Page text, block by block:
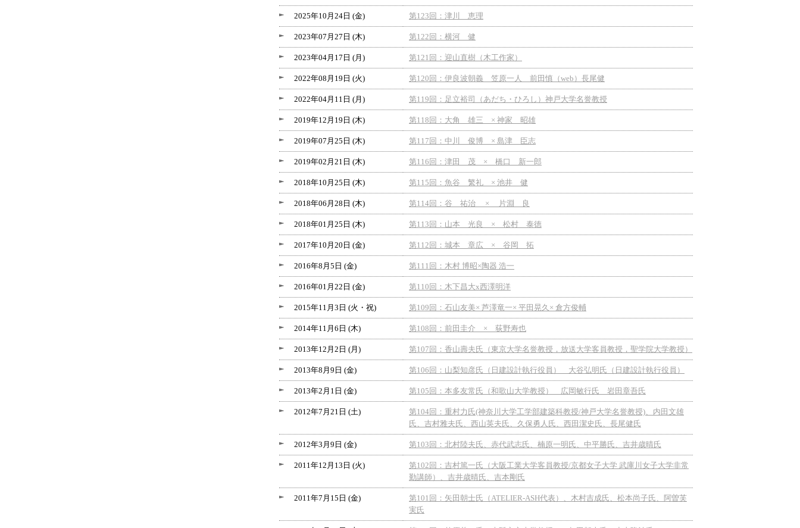
2025年10月24日 (金) 第123回：津川 恵理
2023年07月27日 (木) 第122回：横河 健
2023年04月17日 (月) 第121回：迎山直樹（木工作家）
2022年08月19日 (火) 第120回：伊良波朝義 笠原一人 前田慎（web）長尾健
2022年04月11日 (月) 第119回：足立裕司（あだち・ひろし）神戸大学名誉教授
2019年12月19日 (木) 第118回：大角 雄三 × 神家 昭雄
2019年07月25日 (木) 第117回：中川 俊博 × 島津 臣志
2019年02月21日 (木) 第116回：津田 茂 × 橋口 新一郎
2018年10月25日 (木) 第115回：魚谷 繁礼 × 池井 健
2018年06月28日 (木) 第114回：谷 祐治 × 片淵 良
2018年01月25日 (木) 第113回：山本 光良 × 松村 泰徳
2017年10月20日 (金) 第112回：城本 章広 × 谷岡 拓
2016年8月5日 (金) 第111回：木村 博昭×陶器 浩一
2016年01月22日 (金) 第110回：木下昌大x西澤明洋
2015年11月3日 (火・祝) 第109回：石山友美× 芦澤竜一× 平田晃久× 倉方俊輔
2014年11月6日 (木) 第108回：前田圭介 × 荻野寿也
2013年12月2日 (月) 第107回：香山壽夫氏（東京大学名誉教授，放送大学客員教授，聖学院大学教授）
2013年8月9日 (金) 第106回：山梨知彦氏（日建設計執行役員） 大谷弘明氏（日建設計執行役員）
2013年2月1日 (金) 第105回：本多友常氏（和歌山大学教授） 広岡敏行氏 岩田章吾氏
2012年7月21日 (土)
第104回：重村力氏(神奈川大学工学部建築科教授/神戸大学名誉教授)、内田文雄
氏、吉村雅夫氏、西山英夫氏、久保勇人氏、西田潔史氏、長尾健氏
2012年3月9日 (金) 第103回：北村陸夫氏、赤代武志氏、楠原一明氏、中平勝氏、吉井歳晴氏
2011年12月13日 (火)
第102回：吉村篤一氏（大阪工業大学客員教授/京都女子大学 武庫川女子大学非常
勤講師）、吉井歳晴氏、吉本剛氏
2011年7月15日 (金)
第101回：矢田朝士氏（ATELIER-ASH代表）、木村吉成氏、松本尚子氏、阿曽芙
実氏